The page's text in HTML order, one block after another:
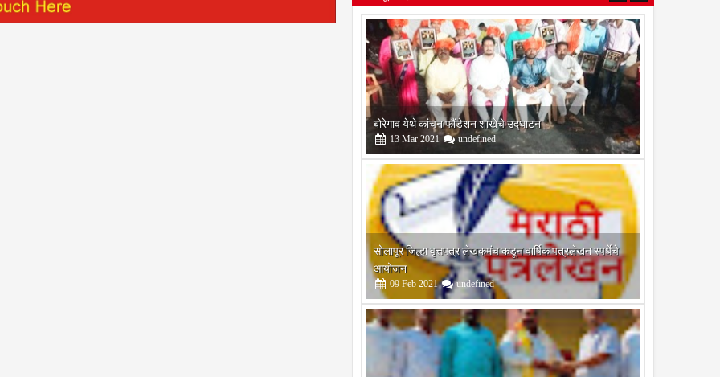
बोरेगाव येथे कांचन फौंडेशन शाखेचे उद्घाटन
13 Mar 2021 undefined
सोलापूर जिल्हा वृत्तपत्र लेखकमंच कडून वार्षिक पत्रलेखन स्पर्धेचे
आयोजन
09 Feb 2021 undefined